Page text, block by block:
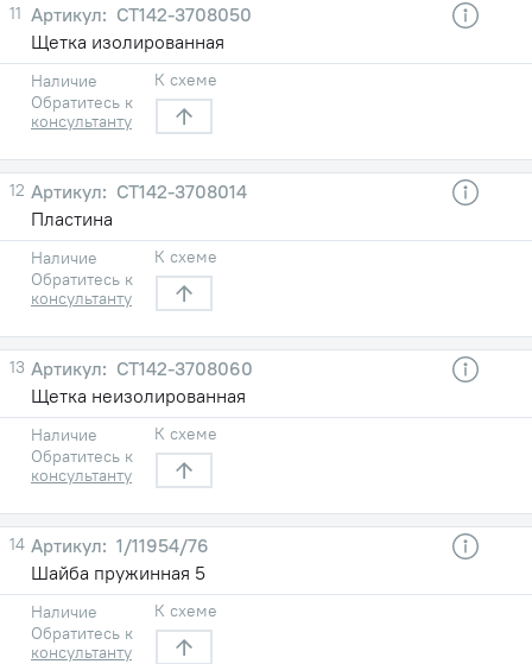
11
СТ142-3708050
Щетка изолированная
Наличие
Обратитесь к
консультанту
К схеме
12
СТ142-3708014
Пластина
Наличие
Обратитесь к
консультанту
К схеме
13
СТ142-3708060
Щетка неизолированная
Наличие
Обратитесь к
консультанту
К схеме
14
1/11954/76
Шайба пружинная 5
Наличие
Обратитесь к
консультанту
К схеме